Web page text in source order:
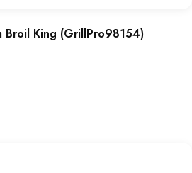
Broil King (GrillPro98154)